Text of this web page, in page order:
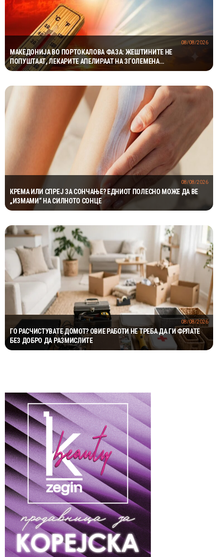
МАКЕДОНИЈА ВО ПОРТОКАЛОВА ФАЗА: ЖЕШТИНИТЕ НЕ
ПОПУШТААТ, ЛЕКАРИТЕ АПЕЛИРААТ НА ЗГОЛЕМЕНА
ПРЕТПАЗЛИВОСТ
08/08/2026
КРЕМА ИЛИ СПРЕЈ ЗА СОНЧАЊЕ? ЕДНИОТ ПОЛЕСНО МОЖЕ ДА ВЕ
„ИЗМАМИ“ НА СИЛНОТО СОНЦЕ
08/08/2026
ГО РАСЧИСТУВАТЕ ДОМОТ? ОВИЕ РАБОТИ НЕ ТРЕБА ДА ГИ ФРЛАТЕ
БЕЗ ДОБРО ДА РАЗМИСЛИТЕ
08/08/2026